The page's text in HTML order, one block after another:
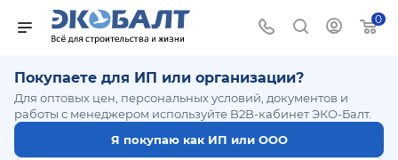
0
Покупаете для ИП или организации?
Для оптовых цен, персональных условий, документов и
работы с менеджером используйте B2B-кабинет ЭКО-Балт.
Я покупаю как ИП или ООО